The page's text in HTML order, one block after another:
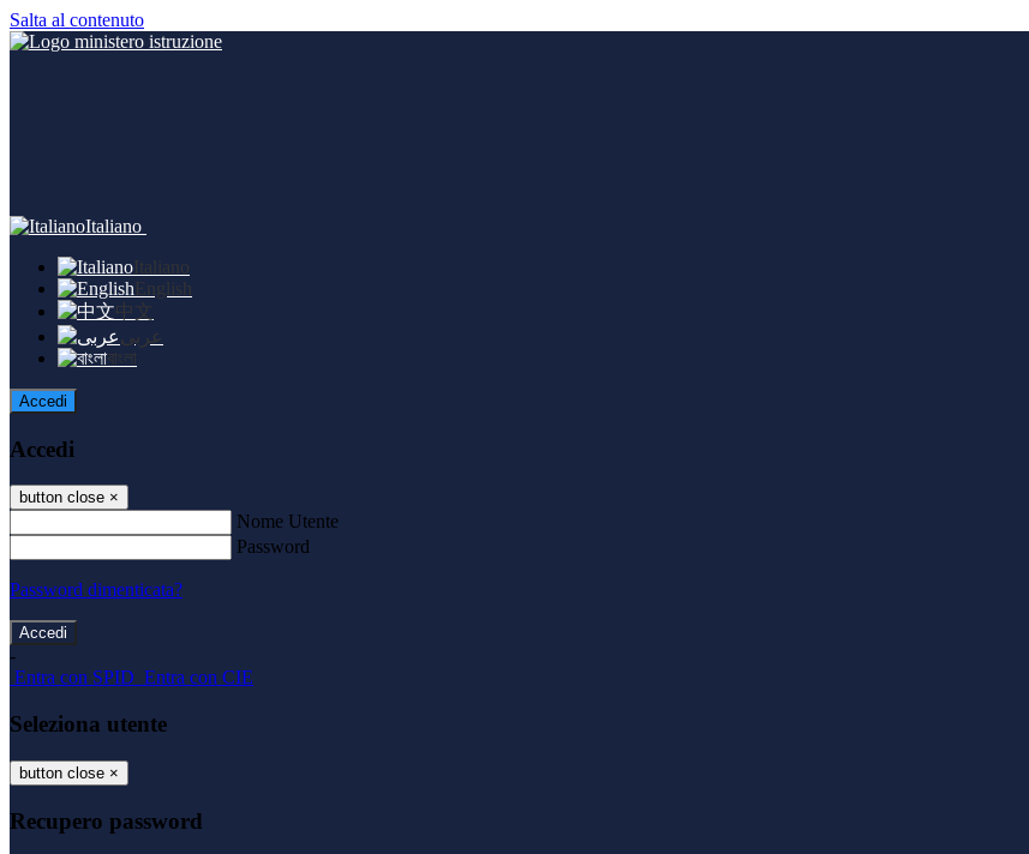
Salta al contenuto
Italiano
Italiano
English
中文
عربى
বাংলা
Accedi
Accedi
button close ×
Nome Utente
Password
Password dimenticata?
-
Entra con SPID Entra con CIE
Seleziona utente
button close ×
Recupero password